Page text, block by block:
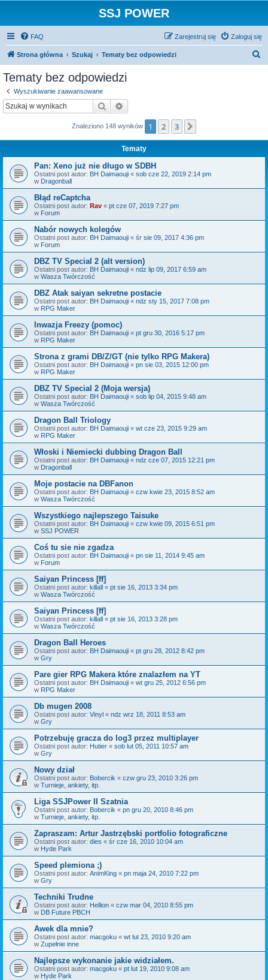
SSJ POWER
FAQ Zaloguj się
Zarejestruj się
Strona główna Szukaj Tematy bez odpowiedzi
Tematy bez odpowiedzi
Wyszukiwanie zaawansowane
Szukaj
Znaleziono 148 wyników 1 2 3
Tematy
Pan: Xeno już nie długo w SDBH
Ostatni post autor: BH Daimaouji « sob cze 22, 2019 2:14 pm
w Dragonball
Błąd reCaptcha
Ostatni post autor: Rav « pt cze 07, 2019 7:27 pm
w Forum
Nabór nowych kolegów
Ostatni post autor: BH Daimaouji « śr sie 09, 2017 4:36 pm
w Forum
DBZ TV Special 2 (alt version)
Ostatni post autor: BH Daimaouji « ndz lip 09, 2017 6:59 am
w Wasza Twórczość
DBZ Atak saiyan sekretne postacie
Ostatni post autor: BH Daimaouji « ndz sty 15, 2017 7:08 pm
w RPG Maker
Inwazja Freezy (pomoc)
Ostatni post autor: BH Daimaouji « pt gru 30, 2016 5:17 pm
w RPG Maker
Strona z grami DB/Z/GT (nie tylko RPG Makera)
Ostatni post autor: BH Daimaouji « pn sie 03, 2015 12:00 pm
w RPG Maker
DBZ TV Special 2 (Moja wersja)
Ostatni post autor: BH Daimaouji « sob lip 04, 2015 9:48 am
w Wasza Twórczość
Dragon Ball Triology
Ostatni post autor: BH Daimaouji « wt cze 23, 2015 9:29 am
w RPG Maker
Włoski i Niemiecki dubbing Dragon Ball
Ostatni post autor: BH Daimaouji « ndz cze 07, 2015 12:21 pm
w Dragonball
Moje postacie na DBFanon
Ostatni post autor: BH Daimaouji « czw kwie 23, 2015 8:52 am
w Wasza Twórczość
Wszystkiego najlepszego Taisuke
Ostatni post autor: BH Daimaouji « czw kwie 09, 2015 6:51 pm
w SSJ POWER
Coś tu sie nie zgadza
Ostatni post autor: BH Daimaouji « pn sie 11, 2014 9:45 am
w Forum
Saiyan Princess [ff]
Ostatni post autor: killall « pt sie 16, 2013 3:34 pm
w Wasza Twórczość
Saiyan Princess [ff]
Ostatni post autor: killall « pt sie 16, 2013 3:28 pm
w Wasza Twórczość
Dragon Ball Heroes
Ostatni post autor: BH Daimaouji « pt gru 28, 2012 8:42 pm
w Gry
Pare gier RPG Makera które znalazłem na YT
Ostatni post autor: BH Daimaouji « wt gru 25, 2012 6:56 pm
w RPG Maker
Db mugen 2008
Ostatni post autor: Vinyl « ndz wrz 18, 2011 8:53 am
w Gry
Potrzebuję gracza do log3 przez multiplayer
Ostatni post autor: Hutier « sob lut 05, 2011 10:57 am
w Gry
Nowy dział
Ostatni post autor: Bobercik « czw gru 23, 2010 3:26 pm
w Turnieje, ankiety, itp.
Liga SSJPower II Szatnia
Ostatni post autor: Bobercik « pn gru 20, 2010 8:46 pm
w Turnieje, ankiety, itp.
Zapraszam: Artur Jastrzębski portfolio fotograficzne
Ostatni post autor: dies « śr cze 16, 2010 10:04 am
w Hyde Park
Speed plemiona ;)
Ostatni post autor: AnimKing « pn maja 24, 2010 7:22 pm
w Gry
Techniki Trudne
Ostatni post autor: Hellion « czw mar 04, 2010 8:55 pm
w DB Future PBCH
Awek dla mnie?
Ostatni post autor: macgoku « wt lut 23, 2010 9:20 am
w Zupełnie inne
Najlepsze wykonanie jakie widziałem.
Ostatni post autor: macgoku « pt lut 19, 2010 9:08 am
w Hyde Park